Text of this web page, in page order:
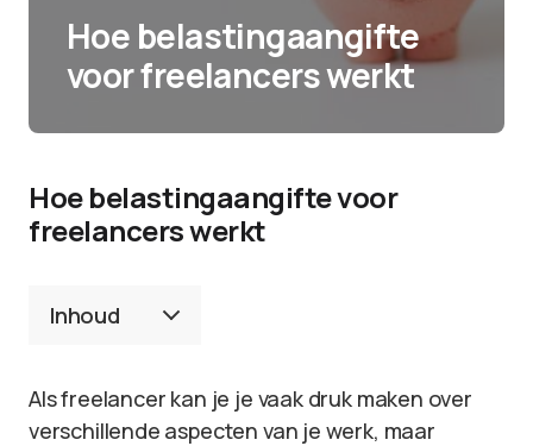
Hoe belastingaangifte
voor freelancers werkt
Hoe belastingaangifte voor
freelancers werkt
Inhoud
Als freelancer kan je je vaak druk maken over
verschillende aspecten van je werk, maar